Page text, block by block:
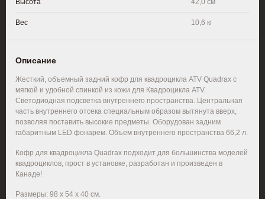
Высота 42,0 см
Вес 10,6 кг
Описание
Жесткий, объемный задний кофр для квадроцикла ATV Quadrax с
мягкой и удобной спинкой из кожи для Квадроцикла ATV.
Светодиодная подсветка внутреннего пространства. Центральная
часть внутреннего отсека специальным образом вытянута вверх,
позволяя поставить высокие предметы. Оборудован задним
габаритным LED фонарем. Объем внутреннего пространства 66,2 л.
Кофр для квадроцикла Quadrax подходит для большинства моделей
квадроциклов, прост в установке, разработан и произведен в
Канаде!
Размеры: 98 х 54 х 40 см.